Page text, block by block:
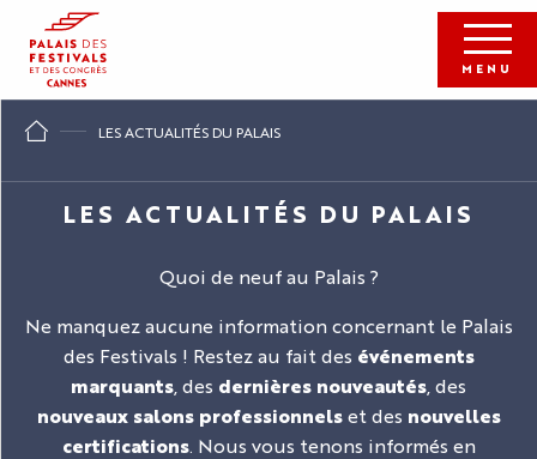
contenu
principal
MENU
LES ACTUALITÉS DU PALAIS
LES ACTUALITÉS DU PALAIS
Quoi de neuf au Palais ?
Ne manquez aucune information concernant le Palais
des Festivals ! Restez au fait des événements
marquants , des dernières nouveautés , des
nouveaux salons professionnelset des nouvelles
certifications. Nous vous tenons informés en